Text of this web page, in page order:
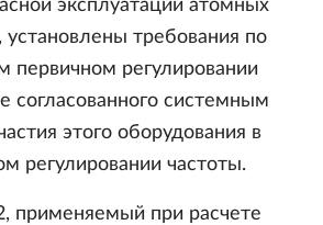
эксплуатации атомных
установлены требования по
первичном регулировании
согласованного системным
этого оборудования в
регулировании частоты.
применяемый при расчете